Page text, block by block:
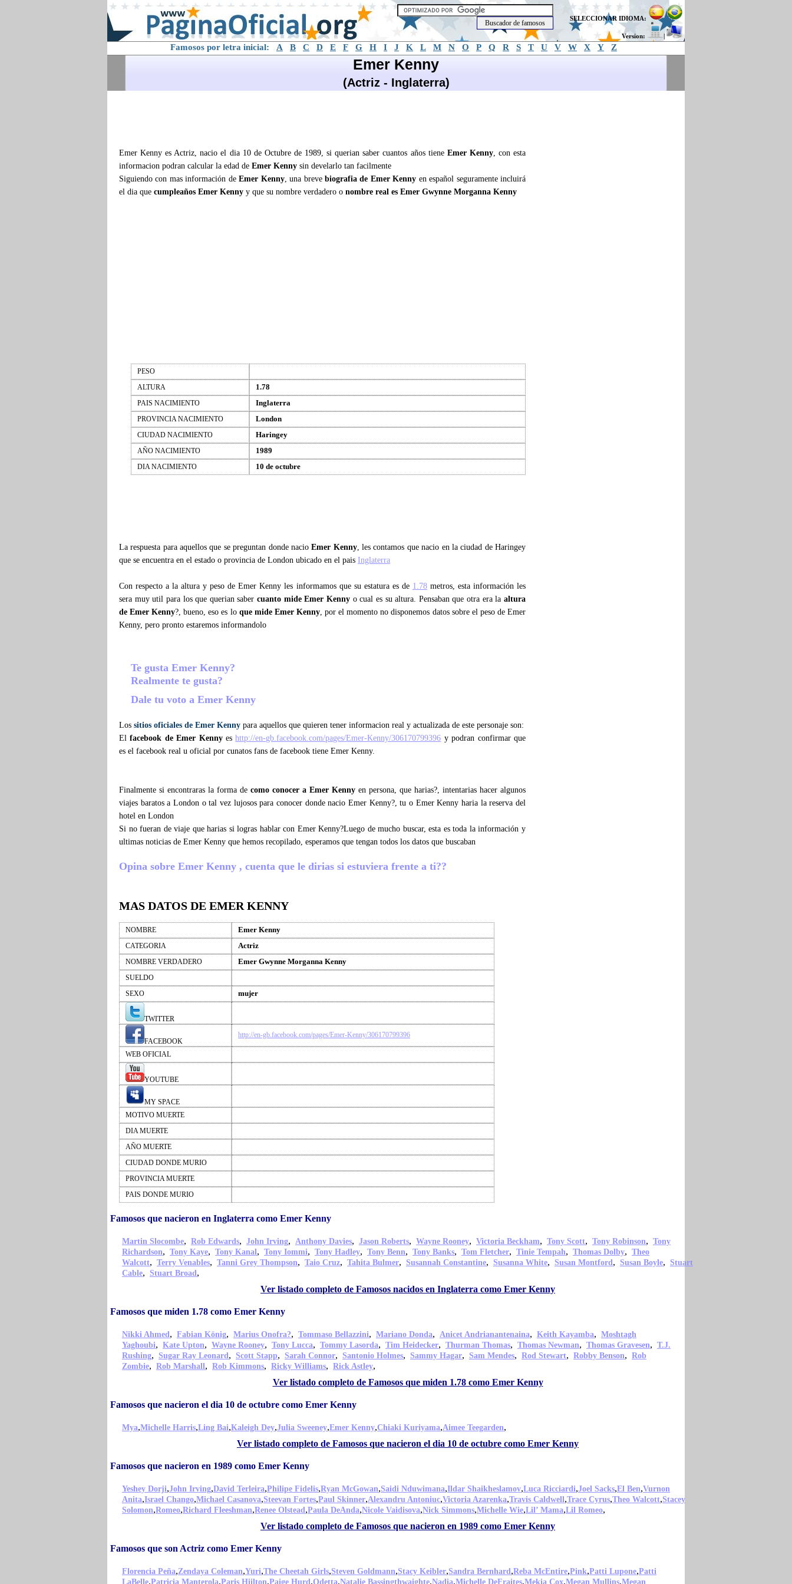
SELECCIONAR IDIOMA:
Version: |
Famosos por letra inicial: A B C D E F G H I J K L M N O P Q R S T U V W X Y Z
Emer Kenny
(Actriz - Inglaterra)
Emer Kenny es Actriz, nacio el dia 10 de Octubre de 1989, si querian saber cuantos años tiene Emer Kenny, con esta
informacion podran calcular la edad de Emer Kenny sin develarlo tan facilmente
Siguiendo con mas información deEmer Kenny, una breve biografia de Emer Kenny en español seguramente incluirá
el dia que cumpleaños Emer Kenny y que su nombre verdadero o nombre real es Emer Gwynne Morganna Kenny
PESO
ALTURA
1.78
PAIS NACIMIENTO Inglaterra
PROVINCIA NACIMIENTO London
CIUDAD NACIMIENTO Haringey
AÑO NACIMIENTO 1989
DIA NACIMIENTO 10 de octubre
La respuesta para aquellos que se preguntan donde nacioEmer Kenny, les contamos que nacio en la ciudad de Haringey
que se encuentra en el estado o provincia de London ubicado en el pais Inglaterra
Con respecto a la altura y peso de Emer Kenny les informamos que su estatura es de 1.78metros, esta información les
sera muy util para los que querian sabercuanto mide Emer Kenny o cual es su altura. Pensaban que otra era laaltura
de Emer Kenny?, bueno, eso es lo que mide Emer Kenny, por el momento no disponemos datos sobre el peso de Emer
Kenny, pero pronto estaremos informandolo
Te gusta Emer Kenny?
Realmente te gusta?
Dale tu voto a Emer Kenny
Los sitios oficiales de Emer Kenny para aquellos que quieren tener informacion real y actualizada de este personaje son:
Elfacebook de Emer Kennyeshttp://en-gb.facebook.com/pages/Emer-Kenny/306170799396 y podran confirmar que
es el facebook real u oficial por cunatos fans de facebook tiene Emer Kenny.
Finalmente si encontraras la forma de como conocer a Emer Kenny en persona, que harias?, intentarias hacer algunos
viajes baratos a London o tal vez lujosos para conocer donde nacio Emer Kenny?, tu o Emer Kenny haria la reserva del
hotel en London
Si no fueran de viaje que harias si logras hablar con Emer Kenny?Luego de mucho buscar, esta es toda la información y
ultimas noticias de Emer Kenny que hemos recopilado, esperamos que tengan todos los datos que buscaban
Opina sobre Emer Kenny , cuenta que le dirias si estuviera frente a ti??
MAS DATOS DE EMER KENNY
NOMBRE Emer Kenny
CATEGORIA Actriz
NOMBRE VERDADERO Emer Gwynne Morganna Kenny
SUELDO
SEXO
mujer
TWITTER
FACEBOOK
http://en-gb.facebook.com/pages/Emer-Kenny/306170799396
WEB OFICIAL
YOUTUBE
MY SPACE
MOTIVO MUERTE
DIA MUERTE
AÑO MUERTE
CIUDAD DONDE MURIO
PROVINCIA MUERTE
PAIS DONDE MURIO
Famosos que nacieron en Inglaterra como Emer Kenny
Martin Slocombe, Rob Edwards, John Irving, Anthony Davies, Jason Roberts, Wayne Rooney, Victoria Beckham, Tony Scott, Tony Robinson, Tony
Richardson, Tony Kaye, Tony Kanal, Tony Iommi, Tony Hadley, Tony Benn, Tony Banks, Tom Fletcher, Tinie Tempah, Thomas Dolby, Theo
Walcott, Terry Venables, Tanni Grey Thompson, Taio Cruz, Tahita Bulmer, Susannah Constantine, Susanna White, Susan Montford, Susan Boyle, Stuart
Cable, Stuart Broad,
Ver listado completo de Famosos nacidos en Inglaterra como Emer Kenny
Famosos que miden 1.78 como Emer Kenny
Nikki Ahmed, Fabian König, Marius Onofra?, Tommaso Bellazzini, Mariano Donda, Anicet Andrianantenaina, Keith Kayamba, Moshtagh
Yaghoubi, Kate Upton, Wayne Rooney, Tony Lucca, Tommy Lasorda, Tim Heidecker, Thurman Thomas, Thomas Newman, Thomas Gravesen, T.J.
Rushing, Sugar Ray Leonard, Scott Stapp, Sarah Connor, Santonio Holmes, Sammy Hagar, Sam Mendes, Rod Stewart, Robby Benson, Rob
Zombie, Rob Marshall, Rob Kimmons, Ricky Williams, Rick Astley,
Ver listado completo de Famosos que miden 1.78 como Emer Kenny
Famosos que nacieron el dia 10 de octubre como Emer Kenny
Mya,Michelle Harris,Ling Bai,Kaleigh Dey,Julia Sweeney,Emer Kenny,Chiaki Kuriyama,Aimee Teegarden,
Ver listado completo de Famosos que nacieron el dia 10 de octubre como Emer Kenny
Famosos que nacieron en 1989 como Emer Kenny
Yeshey Dorji,John Irving,David Terleira,Philipe Fidelis,Ryan McGowan,Saidi Nduwimana,Ildar Shaikheslamov,Luca Ricciardi,Joel Sacks,El Ben,Vurnon
Anita,Israel Chango,Michael Casanova,Steevan Fortes,Paul Skinner,Alexandru Antoniuc,Victoria Azarenka,Travis Caldwell,Trace Cyrus,Theo Walcott,Stacey
Solomon,Romeo,Richard Fleeshman,Renee Olstead,Paula DeAnda,Nicole Vaidisova,Nick Simmons,Michelle Wie,Lil’ Mama,Lil Romeo,
Ver listado completo de Famosos que nacieron en 1989 como Emer Kenny
Famosos que son Actriz como Emer Kenny
Florencia Peña,Zendaya Coleman,Yuri,The Cheetah Girls,Steven Goldmann,Stacy Keibler,Sandra Bernhard,Reba McEntire,Pink,Patti Lupone,Patti
LaBelle,Patricia Manterola,Paris Hiilton,Paige Hurd ,Odetta,Natalie Bassingthwaighte,Nadia,Michelle DeFraites,Mekia Cox,Megan Mullins,Megan